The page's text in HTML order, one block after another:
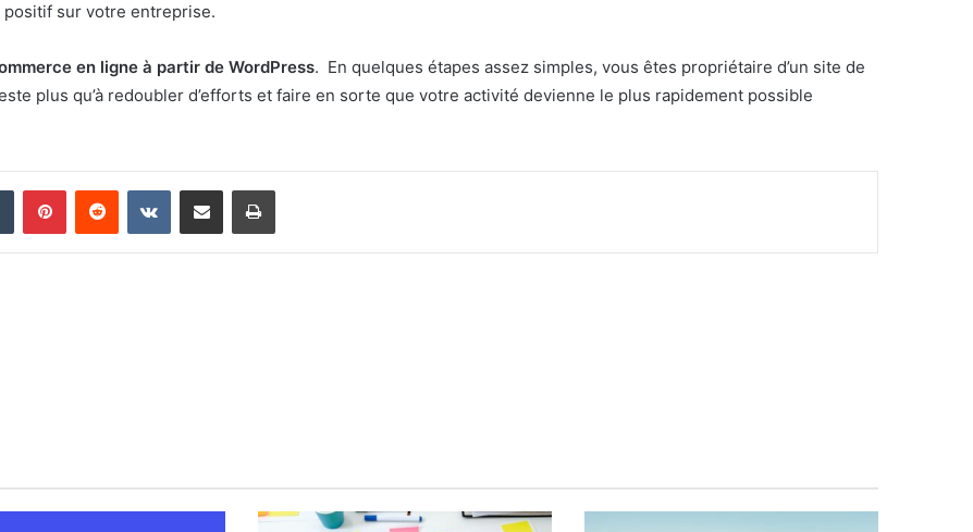
sur votre entreprise.
en ligne à partir de WordPress. En quelques étapes assez simples, vous êtes propriétaire d’un site de
plus qu’à redoubler d’efforts et faire en sorte que votre activité devienne le plus rapidement possible
Tumblr PinterestReddit VKontaktePartager par email Imprimer